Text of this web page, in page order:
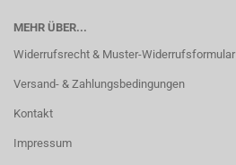
MEHR ÜBER...
Widerrufsrecht & Muster-Widerrufsformular
Versand- & Zahlungsbedingungen
Kontakt
Impressum